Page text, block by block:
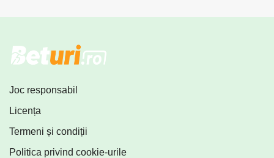
Joc responsabil
Licența
Termeni și condiții
Politica privind cookie-urile